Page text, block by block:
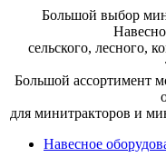
Большой выбор
сельского, лесного,
Большой ассортимент
для минитракторов и
Навесное